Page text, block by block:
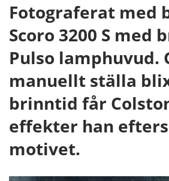
Fotograferat med
Scoro 3200 S med
Pulso lamphuvud.
manuellt ställa
brinntid får
effekter han
motivet.